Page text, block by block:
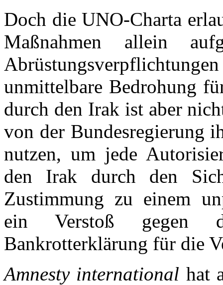
Doch die UNO-Charta
Maßnahmen allein
unmittelbare Bedrohung
durch den Irak ist aber
von der Bundesregierung
nutzen, um jede
den Irak durch den
Zustimmung zu einem
ein Verstoß gegen
Bankrotterklärung für die
Amnesty international hat